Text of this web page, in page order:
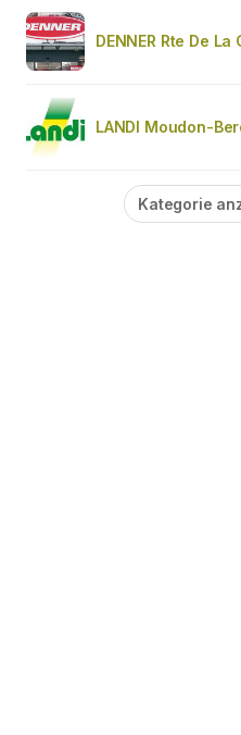
DENNER Rte De La
LANDI Moudon-
Kategorie